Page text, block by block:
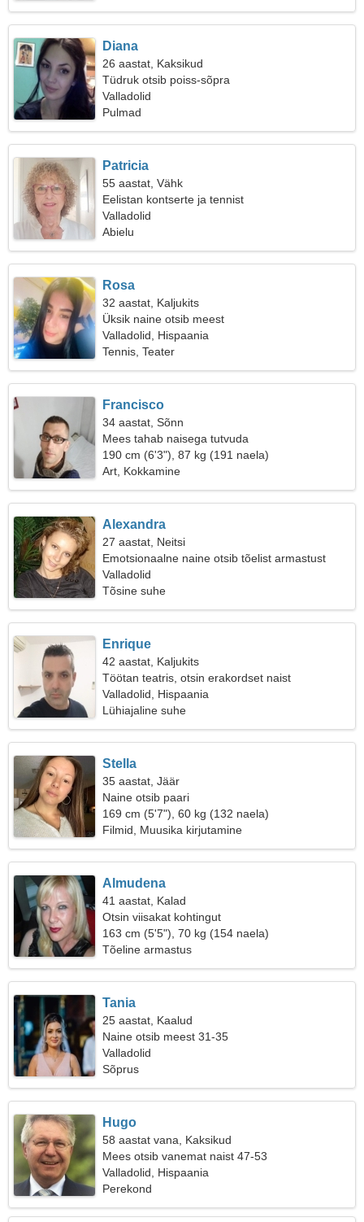
Diana
26 aastat, Kaksikud
Tüdruk otsib poiss-sõpra
Valladolid
Pulmad
Patricia
55 aastat, Vähk
Eelistan kontserte ja tennist
Valladolid
Abielu
Rosa
32 aastat, Kaljukits
Üksik naine otsib meest
Valladolid, Hispaania
Tennis, Teater
Francisco
34 aastat, Sõnn
Mees tahab naisega tutvuda
190 cm (6'3"), 87 kg (191 naela)
Art, Kokkamine
Alexandra
27 aastat, Neitsi
Emotsionaalne naine otsib tõelist armastust
Valladolid
Tõsine suhe
Enrique
42 aastat, Kaljukits
Töötan teatris, otsin erakordset naist
Valladolid, Hispaania
Lühiajaline suhe
Stella
35 aastat, Jäär
Naine otsib paari
169 cm (5'7"), 60 kg (132 naela)
Filmid, Muusika kirjutamine
Almudena
41 aastat, Kalad
Otsin viisakat kohtingut
163 cm (5'5"), 70 kg (154 naela)
Tõeline armastus
Tania
25 aastat, Kaalud
Naine otsib meest 31-35
Valladolid
Sõprus
Hugo
58 aastat vana, Kaksikud
Mees otsib vanemat naist 47-53
Valladolid, Hispaania
Perekond